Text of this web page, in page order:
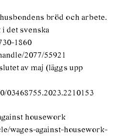
bröd och arbete.
det svenska
1860
2077/55921
av maj (läggs upp
03468755.2023.2210153
housework
wages-against-housework-